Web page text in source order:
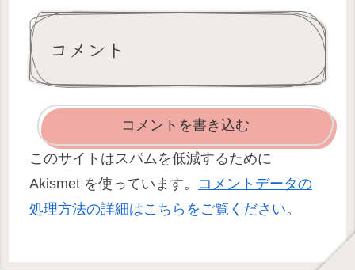
コメント
コメントを書き込む
このサイトはスパムを低減するために
Akismet を使っています。 コメントデータの
処理方法の詳細はこちらをご覧ください。